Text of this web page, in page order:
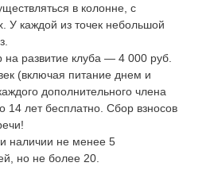
в колонне, с
У каждой из точек небольшой
развитие клуба — 4 000 руб.
(включая питание днем и
дополнительного члена
14 лет бесплатно. Сбор взносов
наличии не менее 5
но не более 20.